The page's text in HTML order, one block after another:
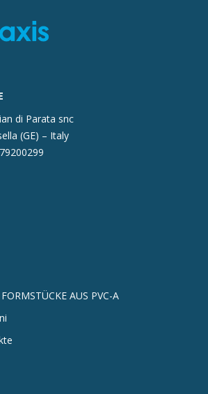
di Parata snc
(GE) – Italy
AUS PVC-A